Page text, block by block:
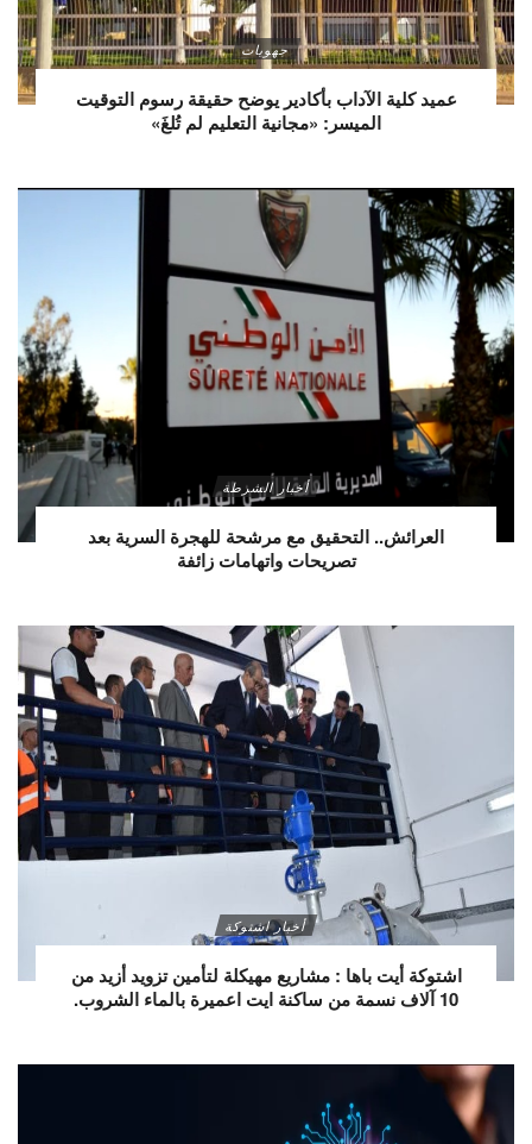
جهويات
عميد كلية الآداب بأكادير يوضح حقيقة رسوم التوقيت
الميسر: «مجانية التعليم لم تُلغَ»
أخبار الشرطة
العرائش.. التحقيق مع مرشحة للهجرة السرية بعد
تصريحات واتهامات زائفة
أخبار اشتوكة
اشتوكة أيت باها : مشاريع مهيكلة لتأمين تزويد أزيد من
10 آلاف نسمة من ساكنة ايت اعميرة بالماء الشروب.